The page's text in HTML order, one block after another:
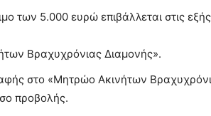
των 5.000 ευρώ επιβάλλεται στις εξής
Βραχυχρόνιας Διαμονής».
στο «Μητρώο Ακινήτων
προβολής.